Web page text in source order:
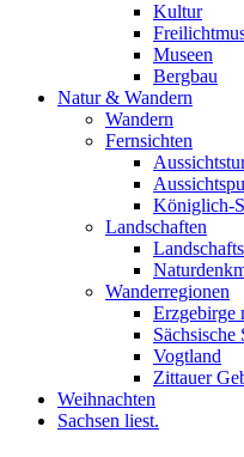
Kultur
Museen
Bergbau
Natur & Wandern
Wandern
Fernsichten
Königlich-
Landschaften
Wanderregionen
Erzgebirge
Sächsische
Vogtland
Zittauer
Weihnachten
Sachsen liest.